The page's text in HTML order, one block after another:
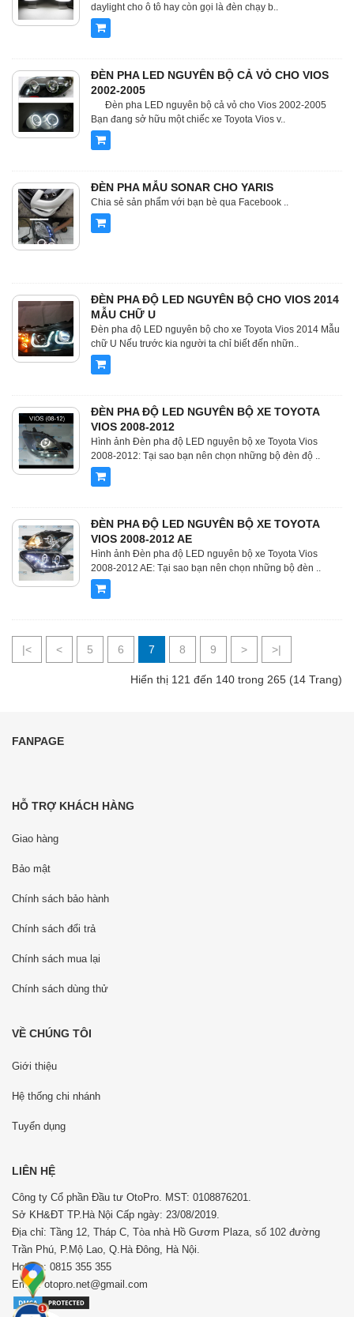
daylight cho ô tô hay còn gọi là đèn chạy b..
ĐÈN PHA LED NGUYÊN BỘ CẢ VỎ CHO VIOS
2002-2005
Đèn pha LED nguyên bộ cả vỏ cho Vios 2002-2005
Bạn đang sở hữu một chiếc xe Toyota Vios v..
ĐÈN PHA MẪU SONAR CHO YARIS
Chia sẻ sản phẩm với bạn bè qua Facebook ..
ĐÈN PHA ĐỘ LED NGUYÊN BỘ CHO VIOS 2014
MẪU CHỮ U
Đèn pha độ LED nguyên bộ cho xe Toyota Vios 2014 Mẫu
chữ U Nếu trước kia người ta chỉ biết đến nhữn..
ĐÈN PHA ĐỘ LED NGUYÊN BỘ XE TOYOTA
VIOS 2008-2012
Hình ảnh Đèn pha độ LED nguyên bộ xe Toyota Vios
2008-2012: Tại sao bạn nên chọn những bộ đèn độ ..
ĐÈN PHA ĐỘ LED NGUYÊN BỘ XE TOYOTA
VIOS 2008-2012 AE
Hình ảnh Đèn pha độ LED nguyên bộ xe Toyota Vios
2008-2012 AE: Tại sao bạn nên chọn những bộ đèn ..
|< < 5 6 7 8 9 > >|
Hiển thị 121 đến 140 trong 265 (14 Trang)
FANPAGE
HỖ TRỢ KHÁCH HÀNG
Giao hàng
Bảo mật
Chính sách bảo hành
Chính sách đổi trả
Chính sách mua lại
Chính sách dùng thử
VỀ CHÚNG TÔI
Giới thiệu
Hệ thống chi nhánh
Tuyển dụng
LIÊN HỆ
Công ty Cổ phần Đầu tư OtoPro. MST: 0108876201.
Sở KH&ĐT TP.Hà Nội Cấp ngày: 23/08/2019.
Địa chỉ: Tầng 12, Tháp C, Tòa nhà Hồ Gươm Plaza, số 102 đường
Trần Phú, P.Mộ Lao, Q.Hà Đông, Hà Nội.
Hotline: 0815 355 355
Email: otopro.net@gmail.com